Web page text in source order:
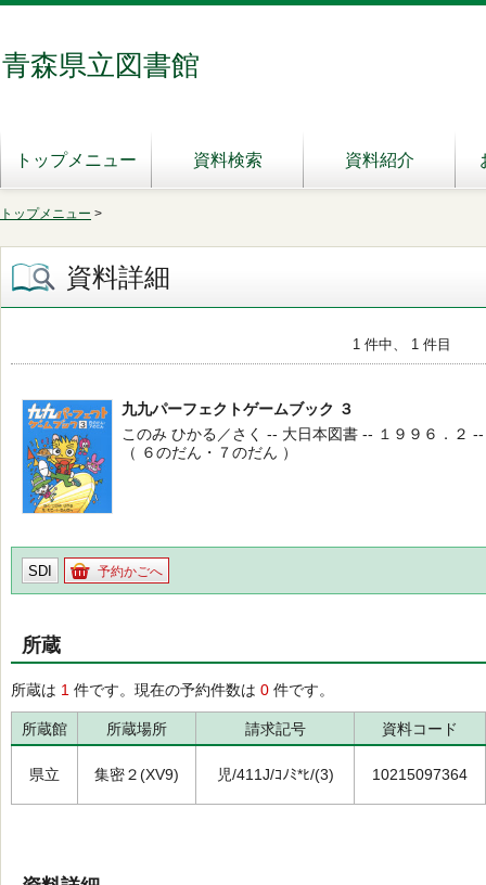
青森県立図書館
トップメニュー 資料検索 資料紹介
トップメニュー >
資料詳細
1 件中、 1 件目
九九パーフェクトゲームブック ３
このみ ひかる／さく -- 大日本図書 -- １９９６．２
（ ６のだん・７のだん ）
SDI 予約かごへ
所蔵
所蔵は 1 件です。現在の予約件数は 0 件です。
所蔵館 所蔵場所 請求記号 資料コード
県立 集密２(XV9) 児/411J/ｺﾉﾐ*ﾋ/(3) 10215097364